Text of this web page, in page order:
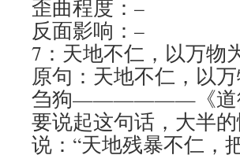
歪曲程度：–
反面影响：–
7：天地不仁，以万物
原句：天地不仁，以
刍狗——————《道
要说起这句话，大半
说：“天地残暴不仁，